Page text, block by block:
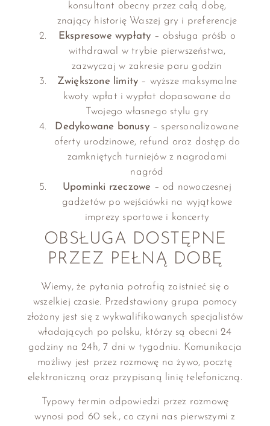
konsultant obecny przez całą dobę,
znający historię Waszej gry i preferencje
Ekspresowe wypłaty – obsługa próśb o
withdrawal w trybie pierwszeństwa,
zazwyczaj w zakresie paru godzin
Zwiększone limity – wyższe maksymalne
kwoty wpłat i wypłat dopasowane do
Twojego własnego stylu gry
Dedykowane bonusy– spersonalizowane
oferty urodzinowe, refund oraz dostęp do
zamkniętych turniejów z nagrodami
nagród
Upominki rzeczowe – od nowoczesnej
gadżetów po wejściówki na wyjątkowe
imprezy sportowe i koncerty
OBSŁUGA DOSTĘPNE
PRZEZ PEŁNĄ DOBĘ
Wiemy, że pytania potrafią zaistnieć się o
wszelkiej czasie. Przedstawiony grupa pomocy
złożony jest się z wykwalifikowanych specjalistów
władających po polsku, którzy są obecni 24
godziny na 24h, 7 dni w tygodniu. Komunikacja
możliwy jest przez rozmowę na żywo, pocztę
elektroniczną oraz przypisaną linię telefoniczną.
Typowy termin odpowiedzi przez rozmowę
wynosi pod 60 sek., co czyni nas pierwszymi z